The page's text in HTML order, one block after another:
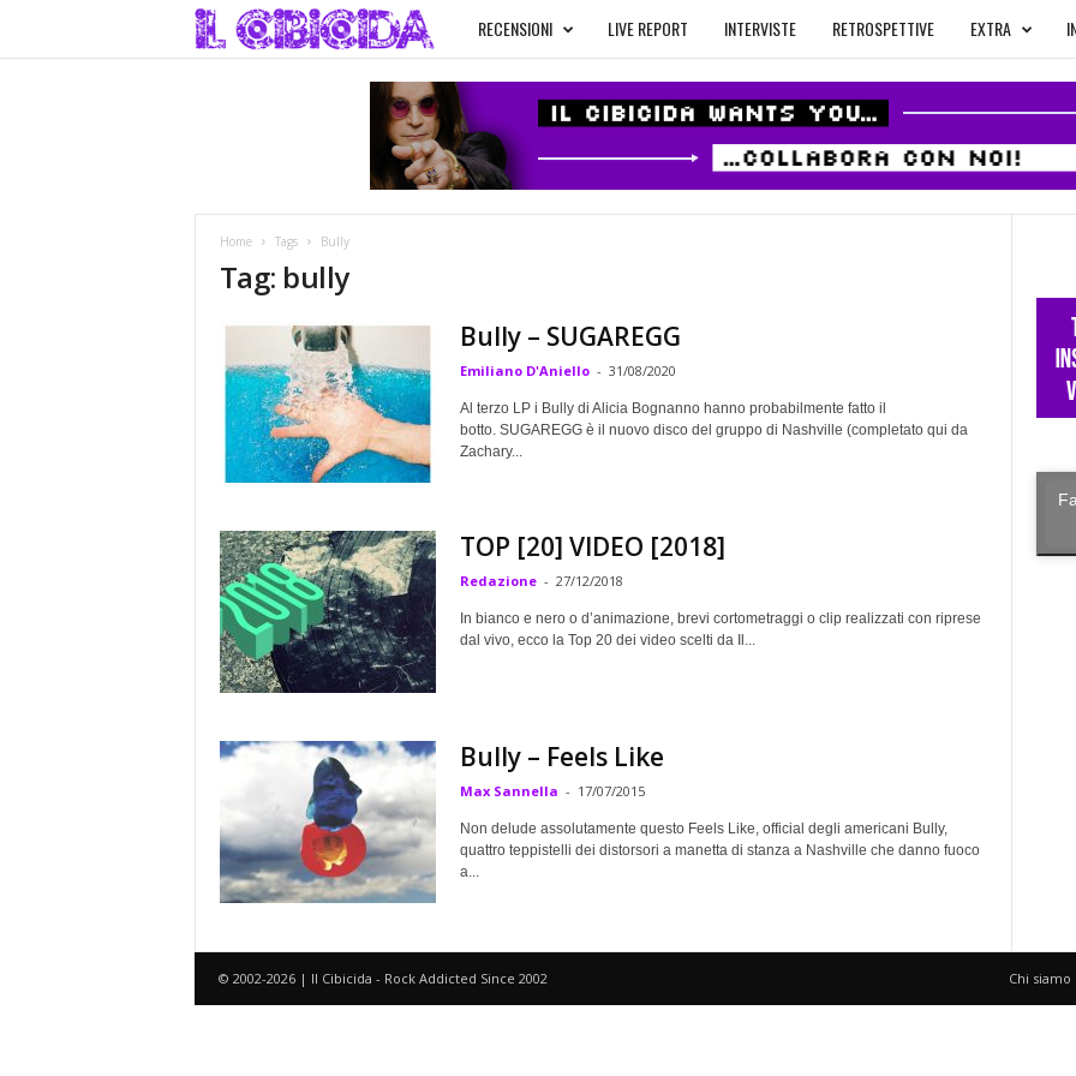
l
C
c
i
RECENSIONI LIVE REPORT INTERVISTE RETROSPETTIVE EXTRA
Home Tags Bully
Tag: bully
Bully – SUGAREGG
Emiliano D'Aniello - 31/08/2020
Al terzo LP i Bully di Alicia Bognanno hanno probabilmente fatto il
botto. SUGAREGG è il nuovo disco del gruppo di Nashville (completato qui da
Zachary...
TOP [20] VIDEO [2018]
Redazione - 27/12/2018
In bianco e nero o d’animazione, brevi cortometraggi o clip realizzati con riprese
dal vivo, ecco la Top 20 dei video scelti da Il...
Bully – Feels Like
Max Sannella - 17/07/2015
Non delude assolutamente questo Feels Like, official degli americani Bully,
quattro teppistelli dei distorsori a manetta di stanza a Nashville che danno fuoco
a...
Chi siamo
© 2002-2026 | Il Cibicida - Rock Addicted Since 2002